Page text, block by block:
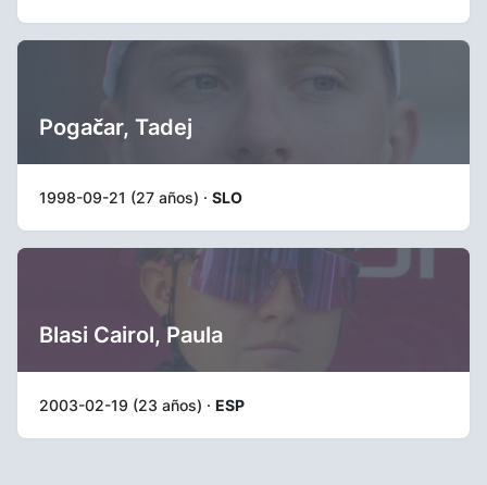
Pogačar, Tadej
1998-09-21 (27 años) · SLO
Blasi Cairol, Paula
2003-02-19 (23 años) · ESP